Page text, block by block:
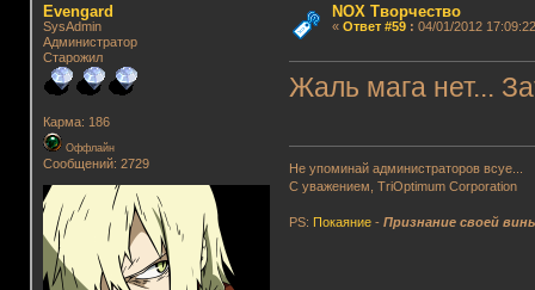
Evengard
SysAdmin
Администратор
Старожил
Карма: 186
Оффлайн
Сообщений: 2729
NOX Творчество
« Ответ #59: 04/01/2012
Жаль мага нет...
Не упоминай администраторов всуе...
С уважением, TriOptimum Corporation
PS: Покаяние -Признание своей